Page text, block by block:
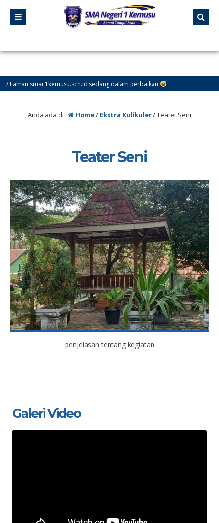
sman1kemusu.sch.id sedang dalam perbaikan
Anda ada di : Home/ Ekstra Kulikuler/Teater Seni
Teater Seni
penjelasan tentang kegiatan
Galeri Video